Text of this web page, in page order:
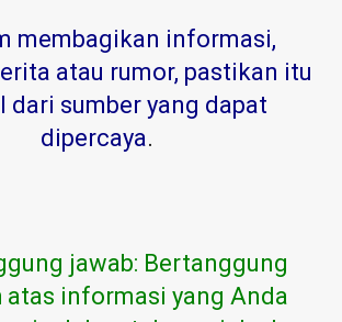
membagikan informasi,
atau rumor, pastikan itu
dari sumber yang dapat
dipercaya.
jawab: Bertanggung
atas informasi yang Anda